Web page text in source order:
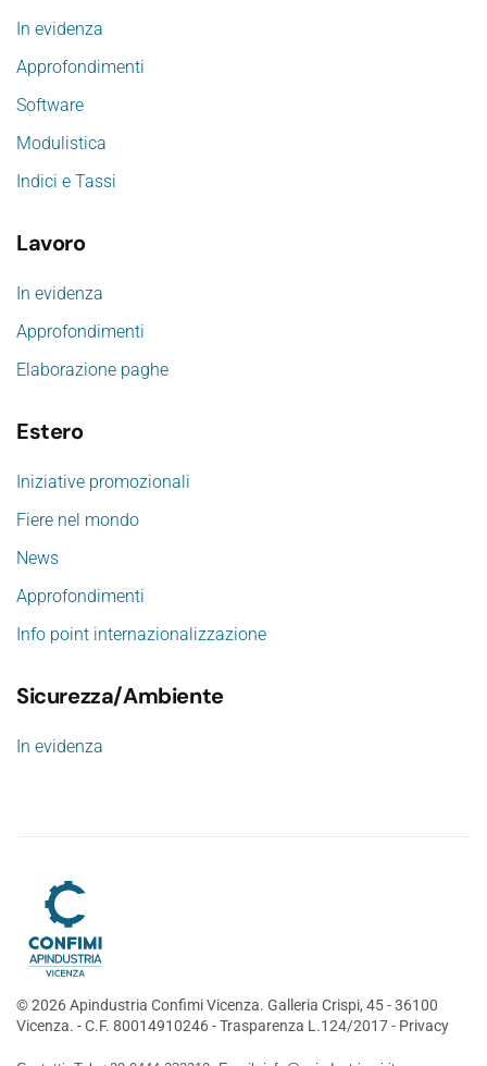
In evidenza
Approfondimenti
Software
Modulistica
Indici e Tassi
Lavoro
In evidenza
Approfondimenti
Elaborazione paghe
Estero
Iniziative promozionali
Fiere nel mondo
News
Approfondimenti
Info point internazionalizzazione
Sicurezza/Ambiente
In evidenza
©2026Apindustria Confimi Vicenza. Galleria Crispi, 45 - 36100
Vicenza. - C.F. 80014910246 -Trasparenza L.124/2017- Privacy